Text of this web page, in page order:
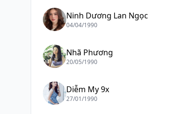
Ninh Dương Lan Ngọc
04/04/1990
Nhã Phương
20/05/1990
Diễm My 9x
27/01/1990